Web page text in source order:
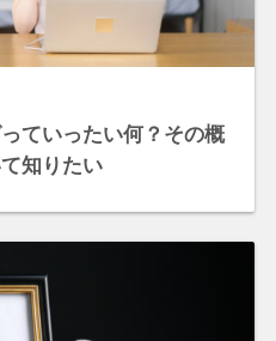
ていったい何？その概
知りたい